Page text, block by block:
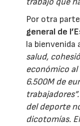
Por otra
general de
la bienvenida
salud,
económico al
6.500M de
trabajadores”.
del deporte
dicotomías.